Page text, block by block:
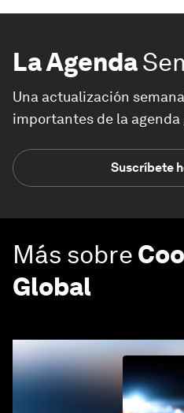
La Agenda
Una actualización
importantes de la agenda
Suscríbete
Más sobre
Global